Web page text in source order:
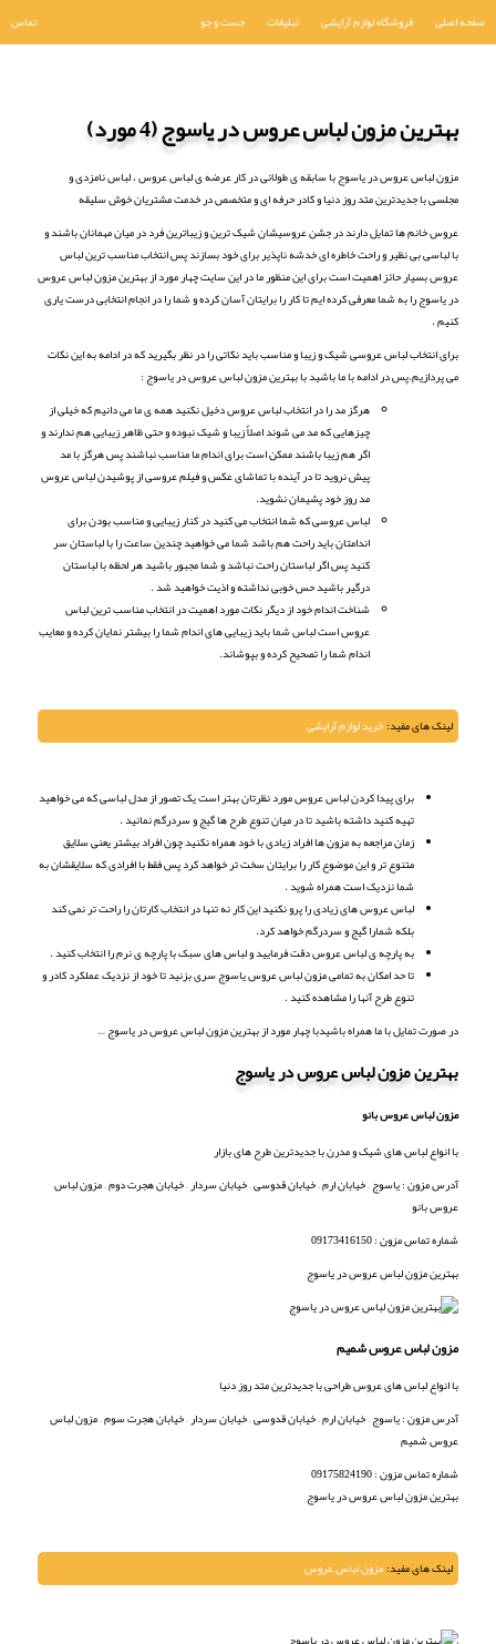
صفحه اصلی فروشگاه لوازم آرایشی تبلیغات جست و جو تماس
بهترین مزون لباس عروس در یاسوج (4 مورد)
مزون لباس عروس در یاسوج با سابقه ی طولانی در کار عرضه ی لباس عروس ، لباس نامزدی و
مجلسی با جدیدترین متد روز دنیا و کادر حرفه ای و متخصص در خدمت مشتریان خوش سلیقه
عروس خانم ها تمایل دارند در جشن عروسیشان شیک ترین و زیباترین فرد در میان مهمانان باشند و
با لباسی بی نظیر و راحت خاطره ای خدشه ناپذیر برای خود بسازند پس انتخاب مناسب ترین لباس
عروس بسیار حائز اهمیت است برای این منظور ما در این سایت چهار مورد از بهترین مزون لباس عروس
در یاسوج را به شما معرفی کرده ایم تا کار را برایتان آسان کرده و شما را در انجام انتخابی درست یاری
کنیم .
برای انتخاب لباس عروسی شیک و زیبا و مناسب باید نکاتی را در نظر بگیرید که در ادامه به این نکات
می پردازیم.پس در ادامه با ما باشید با بهترین مزون لباس عروس در یاسوج :
هرگز مد را در انتخاب لباس عروس دخیل نکنید همه ی ما می دانیم که خیلی از
چیزهایی که مد می شوند اصلاٌ زیبا و شیک نبوده و حتی ظاهر زیبایی هم ندارند و
اگر هم زیبا باشند ممکن است برای اندام ما مناسب نباشند پس هرگز با مد
پیش نروید تا در آینده با تماشای عکس و فیلم عروسی از پوشیدن لباس عروس
مد روز خود پشیمان نشوید.
لباس عروسی که شما انتخاب می کنید در کنار زیبایی و مناسب بودن برای
اندامتان باید راحت هم باشد شما می خواهید چندین ساعت را با لباستان سر
کنید پس اگر لباستان راحت نباشد و شما مجبور باشید هر لحظه با لباستان
درگیر باشید حس خوبی نداشته و اذیت خواهید شد .
شناخت اندام خود از دیگر نکات مورد اهمیت در انتخاب مناسب ترین لباس
عروس است لباس شما باید زیبایی های اندام شما را بیشتر نمایان کرده و معایب
اندام شما را تصحیح کرده و بپوشاند.
لینک های مفید: خرید لوازم آرایشی
برای پیدا کردن لباس عروس مورد نظرتان بهتر است یک تصور از مدل لباسی که می خواهید
تهیه کنید داشته باشید تا در میان تنوع طرح ها گیج و سردرگم نمانید .
زمان مراجعه به مزون ها افراد زیادی با خود همراه نکنید چون افراد بیشتر یعنی سلایق
متنوع تر و این موضوع کار را برایتان سخت تر خواهد کرد پس فقط با افرادی که سلایقشان به
شما نزدیک است همراه شوید .
لباس عروس های زیادی را پرو نکنید این کار نه تنها در انتخاب کارتان را راحت تر نمی کند
بلکه شمارا گیج و سردرگم خواهد کرد.
به پارچه ی لباس عروس دقت فرمایید و لباس های سبک با پارچه ی نرم را انتخاب کنید .
تا حد امکان به تمامی مزون لباس عروس یاسوج سری بزنید تا خود از نزدیک عملکرد کادر و
تنوع طرح آنها را مشاهده کنید .
در صورت تمایل با ما همراه باشیدبا چهار مورد از بهترین مزون لباس عروس در یاسوج …
بهترین مزون لباس عروس در یاسوج
مزون لباس عروس بانو
با انواع لباس های شیک و مدرن با جدیدترین طرح های بازار
آدرس مزون : یاسوج – خیابان ارم – خیابان قدوسی – خیابان سردار – خیابان هجرت دوم – مزون لباس
عروس بانو
شماره تماس مزون : 09173416150
بهترین مزون لباس عروس در یاسوج
مزون لباس عروس شمیم
با انواع لباس های عروس طراحی با جدیدترین متد روز دنیا
آدرس مزون : یاسوج – خیابان ارم – خیابان قدوسی – خیابان سردار – خیابان هجرت سوم – مزون لباس
عروس شمیم
شماره تماس مزون : 09175824190
بهترین مزون لباس عروس در یاسوج
لینک های مفید: مزون لباس عروس